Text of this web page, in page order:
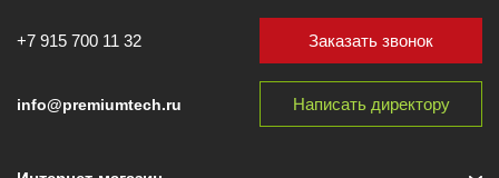
+7 915 700 11 32
info@premiumtech.ru
Заказать звонок
Написать директору